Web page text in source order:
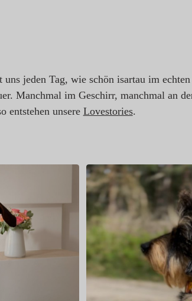
uns jeden Tag, wie schön isartau im
Manchmal im Geschirr, manchmal an
entstehen unsere Lovestories.